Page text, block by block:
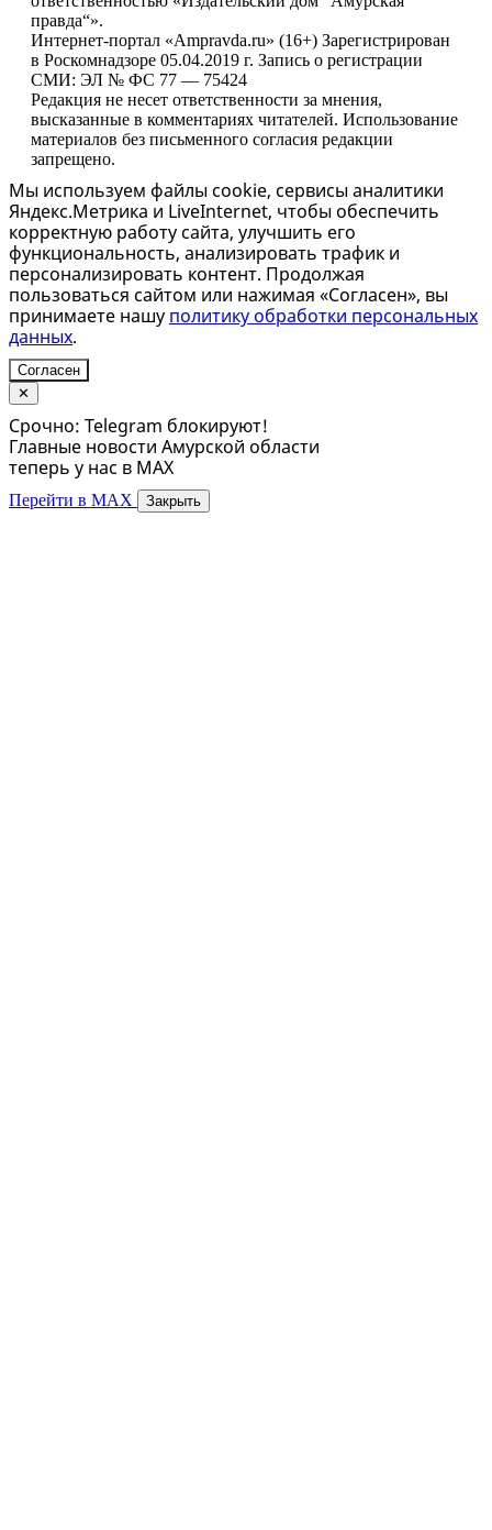
правда“».
Интернет-портал «Ampravda.ru» (16+) Зарегистрирован
в Роскомнадзоре 05.04.2019 г. Запись о регистрации
СМИ: ЭЛ № ФС 77 — 75424
Редакция не несет ответственности за мнения,
высказанные в комментариях читателей. Использование
материалов без письменного согласия редакции
запрещено.
Мы используем файлы cookie, сервисы аналитики
Яндекс.Метрика и LiveInternet, чтобы обеспечить
корректную работу сайта, улучшить его
функциональность, анализировать трафик и
персонализировать контент. Продолжая
пользоваться сайтом или нажимая «Согласен», вы
принимаете нашу политику обработки персональных
данных.
Согласен
✕
Срочно: Telegram блокируют!
Главные новости Амурской области
теперь у нас в MAX
Перейти в MAX Закрыть